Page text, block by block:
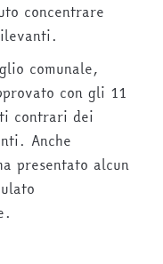
concentrare
comunale,
con gli 11
contrari dei
Anche
presentato alcun